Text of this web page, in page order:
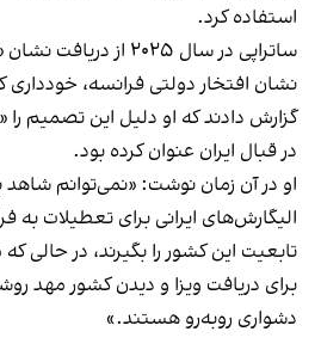
استفاده کرد.
ساتراپی در سال ۲۰۲۵ از
نشان افتخار دولتی فرانسه،
گزارش دادند که او دلیل این تصمیم را
در قبال ایران عنوان کرده بود.
او در آن زمان نوشت: «نمی‌توانم شاهد
الیگارش‌های ایرانی برای تعطیلات به
تابعیت این کشور را بگیرند، در حالی
برای دریافت ویزا و دیدن کشور مهد
دشواری روبه‌رو هستند.»